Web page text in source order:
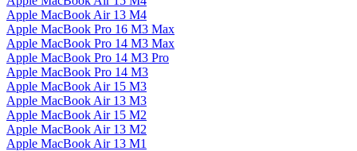
Apple MacBook Air 13 M4
Apple MacBook Pro 16 M3 Max
Apple MacBook Pro 14 M3 Max
Apple MacBook Pro 14 M3 Pro
Apple MacBook Pro 14 M3
Apple MacBook Air 15 M3
Apple MacBook Air 13 M3
Apple MacBook Air 15 M2
Apple MacBook Air 13 M2
Apple MacBook Air 13 M1